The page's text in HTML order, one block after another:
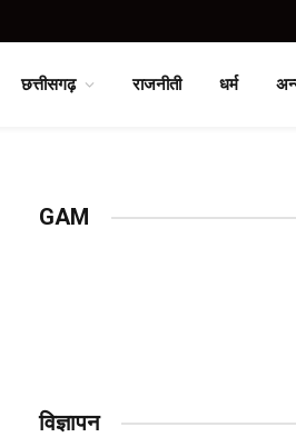
छत्तीसगढ़ राजनीती धर्म
GAM
विज्ञापन